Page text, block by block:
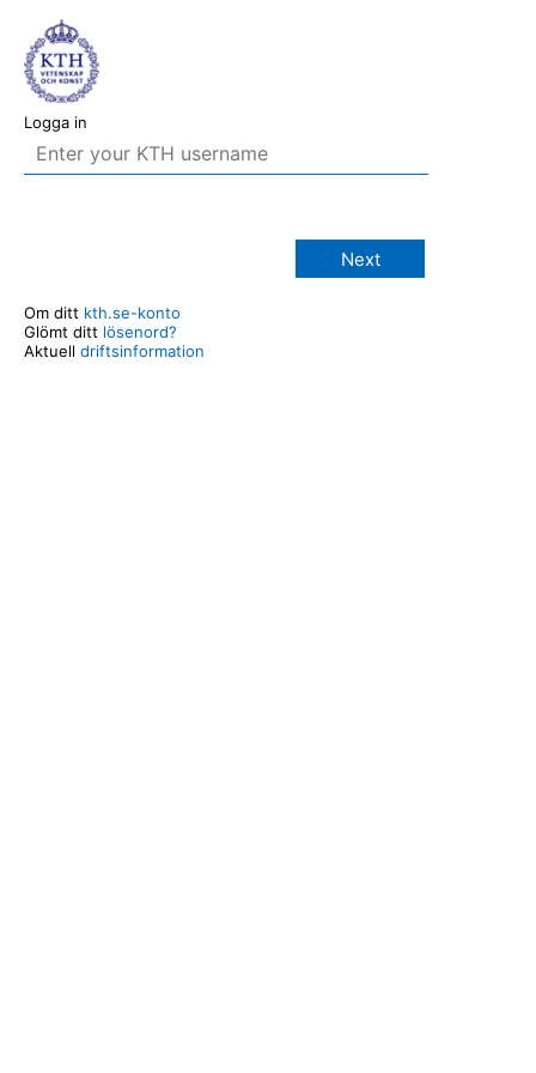
Logga in
Next
Om ditt kth.se-konto
Glömt ditt lösenord?
Aktuell driftsinformation